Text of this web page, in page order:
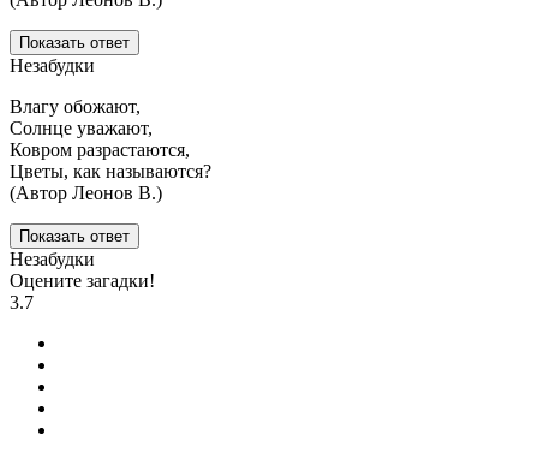
Показать ответ
Незабудки
Влагу обожают,
Солнце уважают,
Ковром разрастаются,
Цветы, как называются?
(Автор Леонов В.)
Показать ответ
Незабудки
Оцените загадки!
3.7